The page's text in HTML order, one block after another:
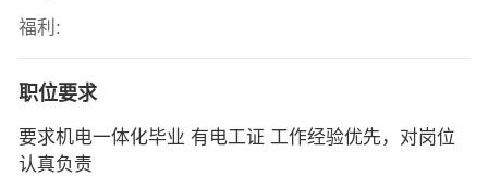
福利:
职位要求
要求机电一体化毕业 有电工证 工作经验优先，对岗位
认真负责